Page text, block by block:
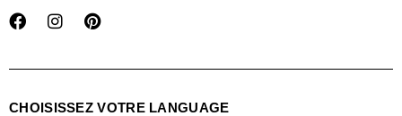
CHOISISSEZ VOTRE LANGUAGE